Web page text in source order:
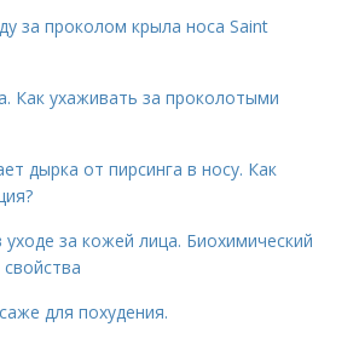
за проколом крыла носа Saint
Как ухаживать за проколотыми
дырка от пирсинга в носу. Как
за кожей лица. Биохимический
для похудения.